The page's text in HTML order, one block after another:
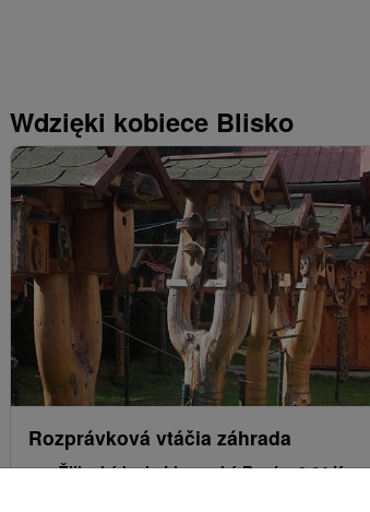
Wdzięki kobiece Blisko
Rozprávková vtáčia záhrada
Žilinský kraj -Liptovské Revúce0.64 Km